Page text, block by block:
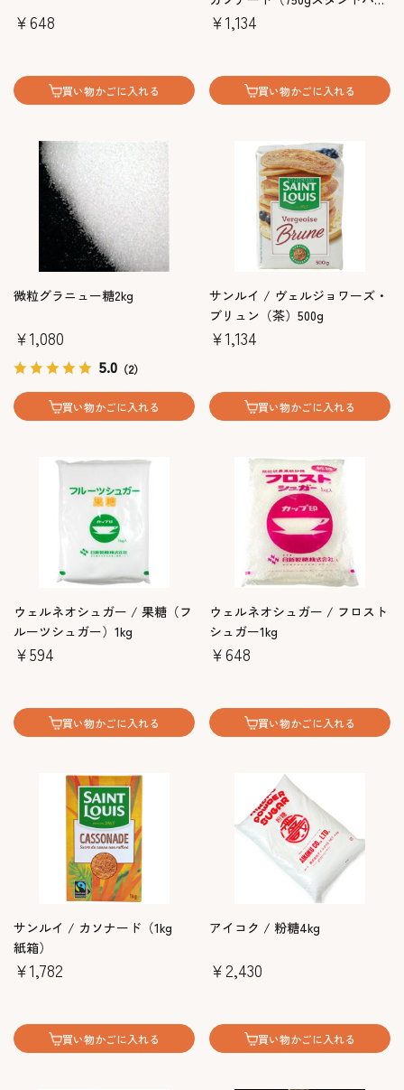
￥648
買い物かごに入れる
ク）
￥1,134
買い物かごに入れる
微粒グラニュー糖2kg
￥1,080
5.0 （2）
買い物かごに入れる
サンルイ / ヴェルジョワーズ・
ブリュン（茶）500g
￥1,134
買い物かごに入れる
ウェルネオシュガー / 果糖（フ
ルーツシュガー）1kg
￥594
買い物かごに入れる
ウェルネオシュガー / フロスト
シュガー1kg
￥648
買い物かごに入れる
サンルイ / カソナード（1kg
紙箱）
￥1,782
買い物かごに入れる
アイコク / 粉糖4kg
￥2,430
買い物かごに入れる